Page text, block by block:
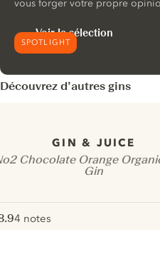
SPOTLIGHT
vous forger votre propre
Voir la sélection
Découvrez d’autres gins
GIN & JUICE
Chocolate Orange
Gin
4 notes